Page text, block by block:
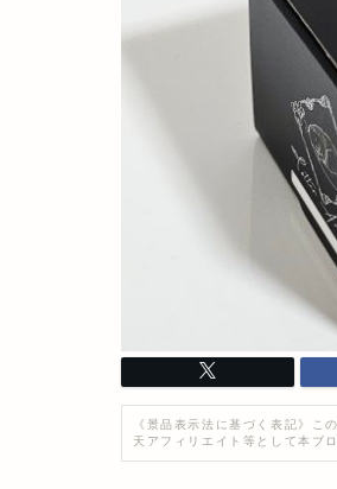
《景品表示法に基づく表記》
天アフィリエイト等として本ブ